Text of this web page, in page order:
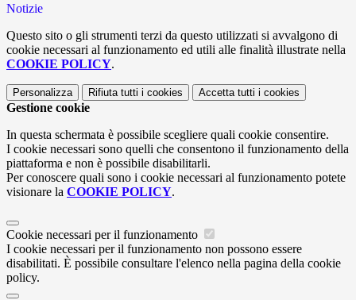
Notizie
Questo sito o gli strumenti terzi da questo utilizzati si avvalgono di
cookie necessari al funzionamento ed utili alle finalità illustrate nella
COOKIE POLICY.
Personalizza Rifiuta tutti i cookies Accetta tutti i cookies
Gestione cookie
In questa schermata è possibile scegliere quali cookie consentire.
I cookie necessari sono quelli che consentono il funzionamento della
piattaforma e non è possibile disabilitarli.
Per conoscere quali sono i cookie necessari al funzionamento potete
visionare la COOKIE POLICY.
Cookie necessari per il funzionamento
I cookie necessari per il funzionamento non possono essere
disabilitati. È possibile consultare l'elenco nella pagina della cookie
policy.